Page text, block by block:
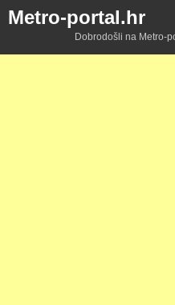
Metro-portal.hr
Dobrodošli na Metro-